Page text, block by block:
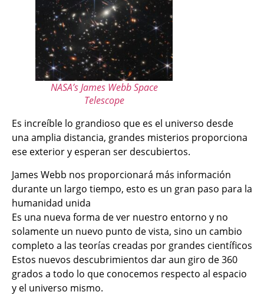
NASA’s James Webb Space
Telescope
Es increíble lo grandioso que es el universo desde
una amplia distancia, grandes misterios proporciona
ese exterior y esperan ser descubiertos.
James Webb nos proporcionará más información
durante un largo tiempo, esto es un gran paso para la
humanidad unida
Es una nueva forma de ver nuestro entorno y no
solamente un nuevo punto de vista, sino un cambio
completo a las teorías creadas por grandes científicos
Estos nuevos descubrimientos dar aun giro de 360
grados a todo lo que conocemos respecto al espacio
y el universo mismo.